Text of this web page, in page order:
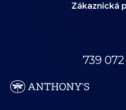
Zákaznická
739